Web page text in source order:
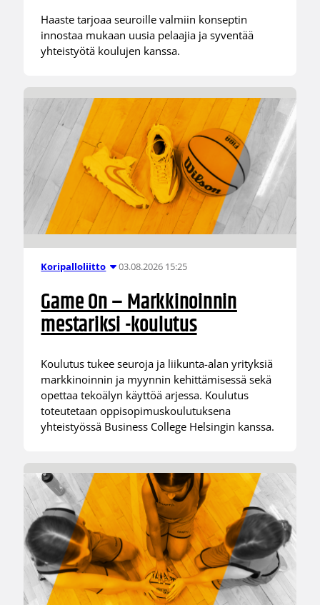
Haaste tarjoaa seuroille valmiin konseptin
innostaa mukaan uusia pelaajia ja syventää
yhteistyötä koulujen kanssa.
Koripalloliitto 03.08.2026 15:25
Game On – Markkinoinnin
mestariksi -koulutus
Koulutus tukee seuroja ja liikunta-alan yrityksiä
markkinoinnin ja myynnin kehittämisessä sekä
opettaa tekoälyn käyttöä arjessa. Koulutus
toteutetaan oppisopimuskoulutuksena
yhteistyössä Business College Helsingin kanssa.